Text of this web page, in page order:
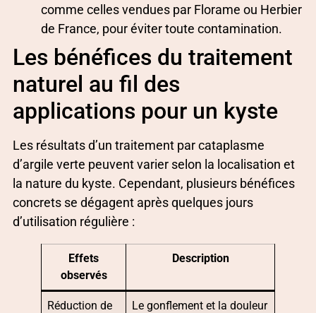
comme celles vendues par Florame ou Herbier
de France, pour éviter toute contamination.
Les bénéfices du traitement
naturel au fil des
applications pour un kyste
Les résultats d’un traitement par cataplasme
d’argile verte peuvent varier selon la localisation et
la nature du kyste. Cependant, plusieurs bénéfices
concrets se dégagent après quelques jours
d’utilisation régulière :
Effets
observés
Description
Réduction de
Le gonflement et la douleur